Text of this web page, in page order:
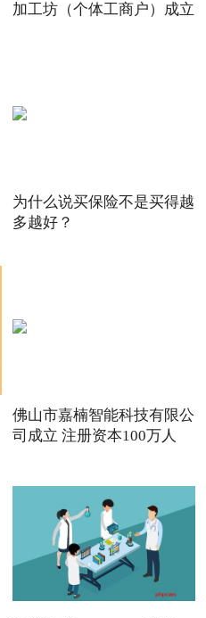
加工坊（个体工商户）成立
为什么说买保险不是买得越
多越好？
佛山市嘉楠智能科技有限公
司成立 注册资本100万人